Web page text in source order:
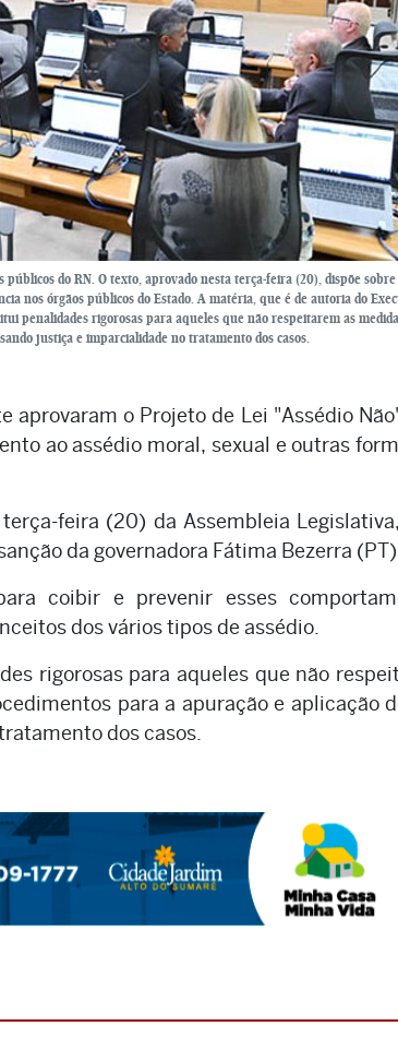
do RN. O texto, aprovado nesta terça-feira (20), dispõe sobre
nos órgãos públicos do Estado. A matéria, que é de autoria do
penalidades rigorosas para aqueles que não respeitarem as
justiça e imparcialidade no tratamento dos casos.
aprovaram o Projeto de Lei "Assédio
ao assédio moral, sexual e outras
feira (20) da Assembleia
da governadora Fátima Bezerra
coibir e prevenir esses
dos vários tipos de assédio.
rigorosas para aqueles que não
para a apuração e aplicação
dos casos.